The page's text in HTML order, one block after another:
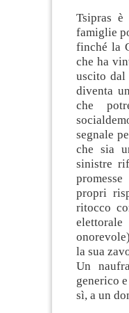
Tsipras
famiglie
finché la
che ha
uscito dal
diventa
che
segnale
che sia
sinistre
propri
ritocco
la sua
Un
generico
sì, a un